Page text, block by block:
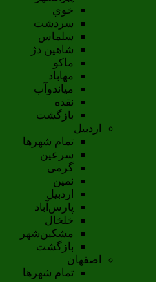
خوي
سردشت
سلماس
شاهين دژ
ماکو
مهاباد
مياندوآب
نقده
بازگشت
اردبیل
تمام شهر‌ها
سرعین
گرمی
نمین
اردبيل
پارس‌آباد
خلخال
مشکين‌شهر
بازگشت
اصفهان
تمام شهر‌ها